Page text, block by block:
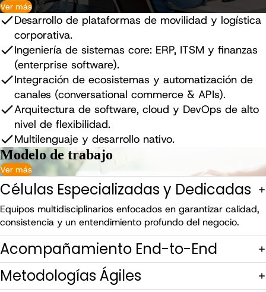
Ver más
Desarrollo de plataformas de movilidad y logística
corporativa.
Ingeniería de sistemas core: ERP, ITSM y finanzas
(enterprise software).
Integración de ecosistemas y automatización de
canales (conversational commerce & APIs).
Arquitectura de software, cloud y DevOps de alto
nivel de flexibilidad.
Multilenguaje y desarrollo nativo.
Modelo de trabajo
Ver más
Células Especializadas y Dedicadas
Equipos multidisciplinarios enfocados en garantizar calidad,
consistencia y un entendimiento profundo del negocio.
Acompañamiento End-to-End
Metodologías Ágiles